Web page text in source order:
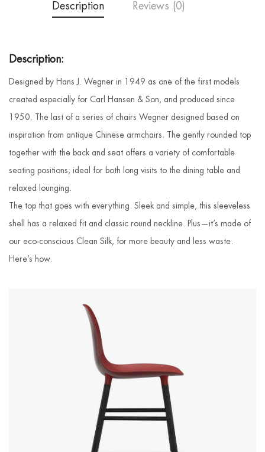
Description Reviews (0)
Description:
Designed by Hans J. Wegner in 1949 as one of the first models
created especially for Carl Hansen & Son, and produced since
1950. The last of a series of chairs Wegner designed based on
inspiration from antique Chinese armchairs. The gently rounded top
together with the back and seat offers a variety of comfortable
seating positions, ideal for both long visits to the dining table and
relaxed lounging.
The top that goes with everything. Sleek and simple, this sleeveless
shell has a relaxed fit and classic round neckline. Plus—it’s made of
our eco-conscious Clean Silk, for more beauty and less waste.
Here’s how.